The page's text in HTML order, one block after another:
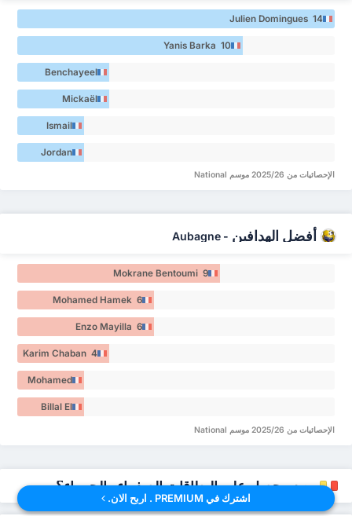
Julien Domingues 14
Yanis Barka 10
Benchayeel
Hamda 4
Mickaël
Barreto 4
Ismail
Diallo 3
Jordan
الإحصائيات من 2025/26 موسم National
أفضل الهدافين -
Aubagne
Mokrane Bentoumi 9
Mohamed Hamek 6
Enzo Mayilla 6
Karim Chaban 4
Mohamed
Nehari 3
Billal El
الإحصائيات من 2025/26 موسم National
من سيحصل على البطاقات الصفراء والحمراء؟
اشترك في PREMIUM . اربح الان.